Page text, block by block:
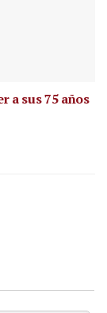
a sus 75 años